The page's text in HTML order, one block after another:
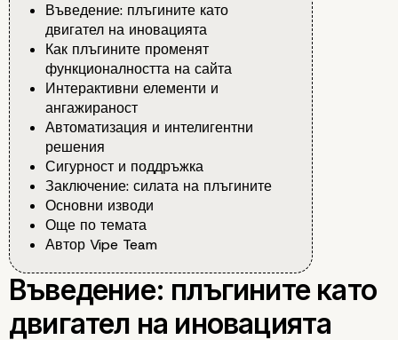
Въведение: плъгините като
двигател на иновацията
Как плъгините променят
функционалността на сайта
Интерактивни елементи и
ангажираност
Автоматизация и интелигентни
решения
Сигурност и поддръжка
Заключение: силата на плъгините
Основни изводи
Още по темата
Автор Vipe Team